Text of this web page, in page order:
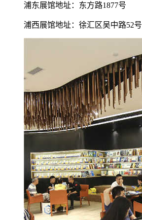
浦东展馆地址：东方路1877号
浦西展馆地址：徐汇区吴中路52号